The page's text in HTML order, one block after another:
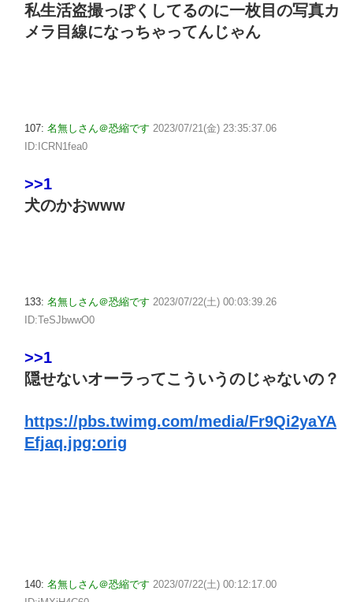
私生活盗撮っぽくしてるのに一枚目の写真カ
メラ目線になっちゃってんじゃん
107: 名無しさん＠恐縮です 2023/07/21(金) 23:35:37.06
ID:ICRN1fea0
>>1
犬のかおwww
133: 名無しさん＠恐縮です 2023/07/22(土) 00:03:39.26
ID:TeSJbwwO0
>>1
隠せないオーラってこういうのじゃないの？
https://pbs.twimg.com/media/Fr9Qi2yaYA
Efjaq.jpg:orig
140: 名無しさん＠恐縮です 2023/07/22(土) 00:12:17.00